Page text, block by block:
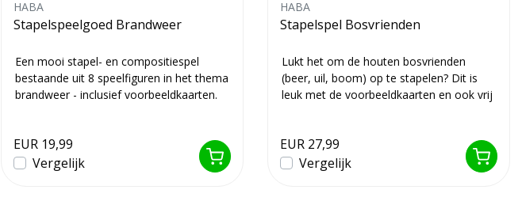
HABA
Stapelspeelgoed Brandweer
Een mooi stapel- en compositiespel
bestaande uit 8 speelfiguren in het thema
brandweer - inclusief voorbeeldkaarten.
EUR 19,99
Vergelijk
HABA
Stapelspel Bosvrienden
Lukt het om de houten bosvrienden
(beer, uil, boom) op te stapelen? Dit is
leuk met de voorbeeldkaarten en ook vrij
EUR 27,99
Vergelijk